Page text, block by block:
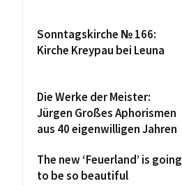
Sonntagskirche № 166:
Kirche Kreypau bei Leuna
Die Werke der Meister:
Jürgen Großes Aphorismen
aus 40 eigenwilligen Jahren
The new ‘Feuerland’ is going
to be so beautiful